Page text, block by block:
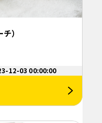
）
12-03 00:00:00